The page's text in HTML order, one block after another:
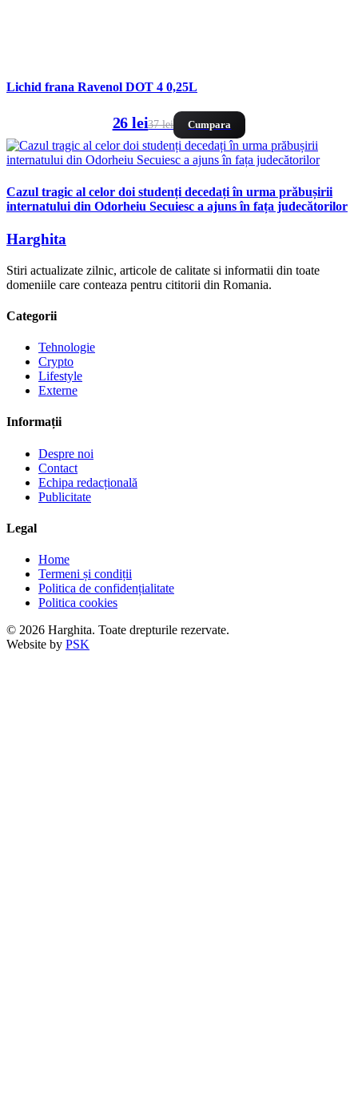
Lichid frana Ravenol DOT 4 0,25L
26 lei37 lei Cumpara
Cazul tragic al celor doi studenți decedați în urma prăbușirii
internatului din Odorheiu Secuiesc a ajuns în fața judecătorilor
Harghita
Stiri actualizate zilnic, articole de calitate si informatii din toate
domeniile care conteaza pentru cititorii din Romania.
Categorii
Tehnologie
Crypto
Lifestyle
Externe
Informații
Despre noi
Contact
Echipa redacțională
Publicitate
Legal
Home
Termeni și condiții
Politica de confidențialitate
Politica cookies
© 2026 Harghita. Toate drepturile rezervate.
Website by PSK